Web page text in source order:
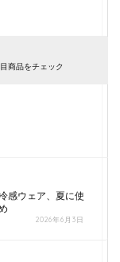
商品をチェック
感ウェア、夏に使
2026年6月3日